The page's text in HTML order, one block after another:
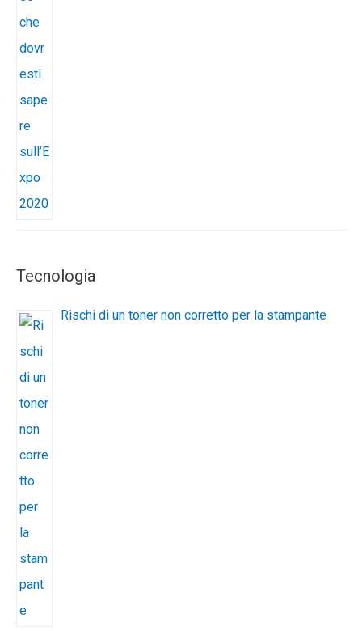
Tecnologia
Rischi di un toner non corretto per la stampante